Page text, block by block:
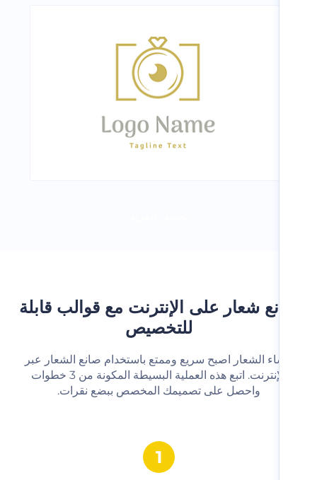
شعار على الإنترنت مع قوالب قابلة
للتخصيص
الشعار اصبح سريع وممتع باستخدام صانع الشعار عبر
الإنترنت. اتبع هذه العملية البسيطة المكونة من 3 خطوات
واحصل على تصميمك المخصص ببضع نقرات.‬